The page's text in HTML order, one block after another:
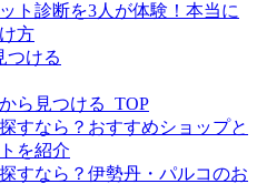
ト診断を3人が体験！本当に
方
つける
ら見つける_TOP
すなら？おすすめショップと
を紹介
すなら？伊勢丹・パルコのお